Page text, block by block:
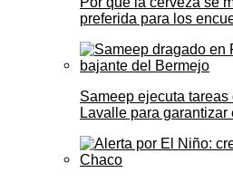
preferida para los
Sameep ejecuta
Lavalle para garantizar